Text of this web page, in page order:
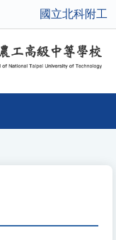
國立北科附工